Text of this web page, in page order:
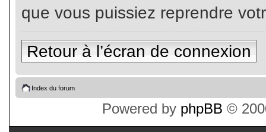
que vous puissiez reprendre
Retour à l’écran de connexion
Index du forum
Powered by phpBB ©